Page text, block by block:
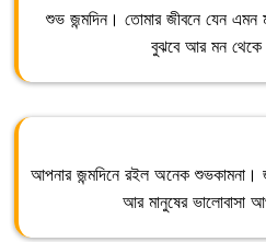
শুভ জন্মদিন। তোমার জীবনে যেন এমন
বুঝবে আর মন থেকে
আপনার জন্মদিনে রইল অনেক শুভকামনা।
আর মানুষের ভালোবাসা